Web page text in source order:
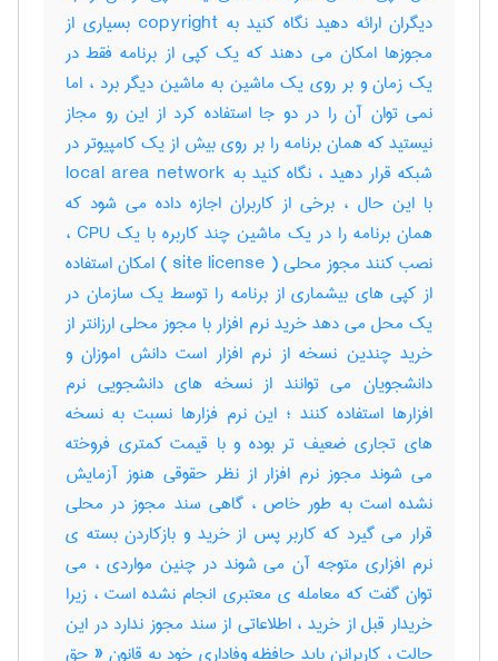
دیگران ارائه دهید نگاه کنید به copyright بسیاری از
مجوزها امکان می دهند که یک کپی از برنامه فقط در
یک زمان و بر روی یک ماشین به ماشین دیگر برد ، اما
نمی توان آن را در دو جا استفاده کرد از این رو مجاز
نیستید که همان برنامه را بر روی بیش از یک کامپیوتر در
شبکه قرار دهید ، نگاه کنید به local area network
با این حال ، برخی از کاربران اجازه داده می شود که
همان برنامه را در یک ماشین چند کاربره با یک CPU ،
نصب کنند مجوز محلی ( site license ) امکان استفاده
از کپی های بیشماری از برنامه را توسط یک سازمان در
یک محل می دهد خرید نرم افزار با مجوز محلی ارزانتر از
خرید چندین نسخه از نرم افزار است دانش اموزان و
دانشجویان می توانند از نسخه های دانشجویی نرم
افزارها استفاده کنند ؛ این نرم فزارها نسبت به نسخه
های تجاری ضعیف تر بوده و با قیمت کمتری فروخته
می شوند مجوز نرم افزار از نظر حقوقی هنوز آزمایش
نشده است به طور خاص ، گاهی سند مجوز در محلی
قرار می گیرد که کاربر پس از خرید و بازکاردن بسته ی
نرم افزاری متوجه آن می شوند در چنین مواردی ، می
توان گفت که معامله ی معتبری انجام نشده است ، زیرا
خریدار قبل از خرید ، اطلاعاتی از سند مجوز ندارد در این
حالت ، کاربرانن باید حافظه وفاداری خود به قانون « حق